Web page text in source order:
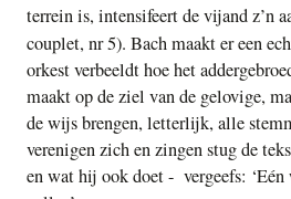
terrein is, intensifeert de vijand z’n
couplet, nr 5). Bach maakt er een
orkest verbeeldt hoe het
maakt op de ziel van de gelovige,
de wijs brengen, letterlijk, alle
verenigen zich en zingen stug de
en wat hij ook doet - vergeefs: